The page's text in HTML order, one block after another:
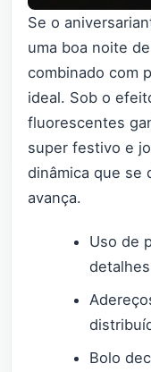
Se o
uma boa noite
combinado com
ideal. Sob o
fluorescentes
super festivo e
dinâmica que se
avança.
Uso de
Bolo